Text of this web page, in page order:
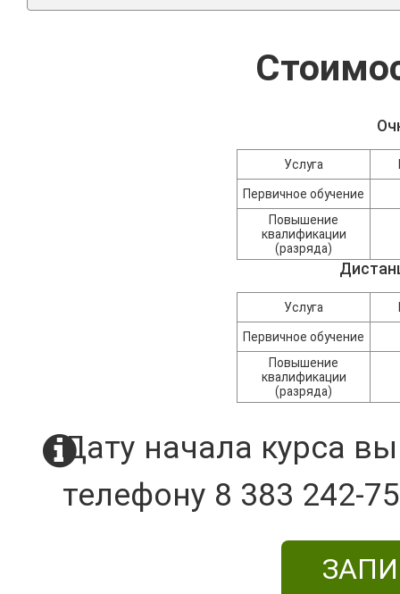
Услуга
Первичное обучение
Повышение
квалификации
(разряда)
Услуга
Первичное обучение
Повышение
квалификации
(разряда)
Дату начала курса
телефону 8 383 242-